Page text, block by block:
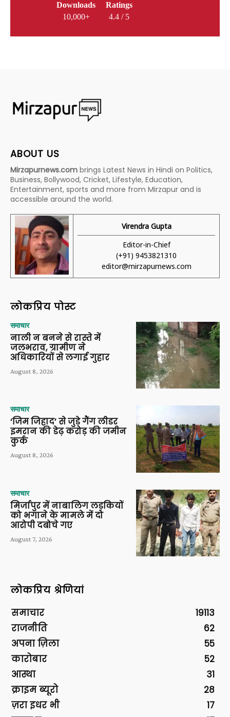
Downloads
10,000+
Ratings
4.4 / 5
ABOUT US
Mirzapurnews.com brings Latest News in Hindi on Politics,
Business, Bollywood, Cricket, Lifestyle, Education,
Entertainment, sports and more from Mirzapur and is
accessible around the world.
Virendra Gupta
Editor-in-Chief
(+91) 9453821310
editor@mirzapurnews.com
लोकप्रिय पोस्ट
समाचार
नाली न बनने से रास्ते में
जलभराव, ग्रामीण ने
अधिकारियों से लगाई गुहार
August 8, 2026
समाचार
‘जिम जिहाद’ से जुड़े गैंग लीडर
इमरान की डेढ़ करोड़ की जमीन
कुर्क
August 8, 2026
समाचार
मिर्जापुर में नाबालिग लड़कियों
को भगाने के मामले में दो
आरोपी दबोचे गए
August 7, 2026
लोकप्रिय श्रेणियां
समाचार
19113
राजनीति
62
अपना ज़िला
55
कारोबार
52
आस्था
31
क्राइम ब्यूरो
28
ज़रा इधर भी
17